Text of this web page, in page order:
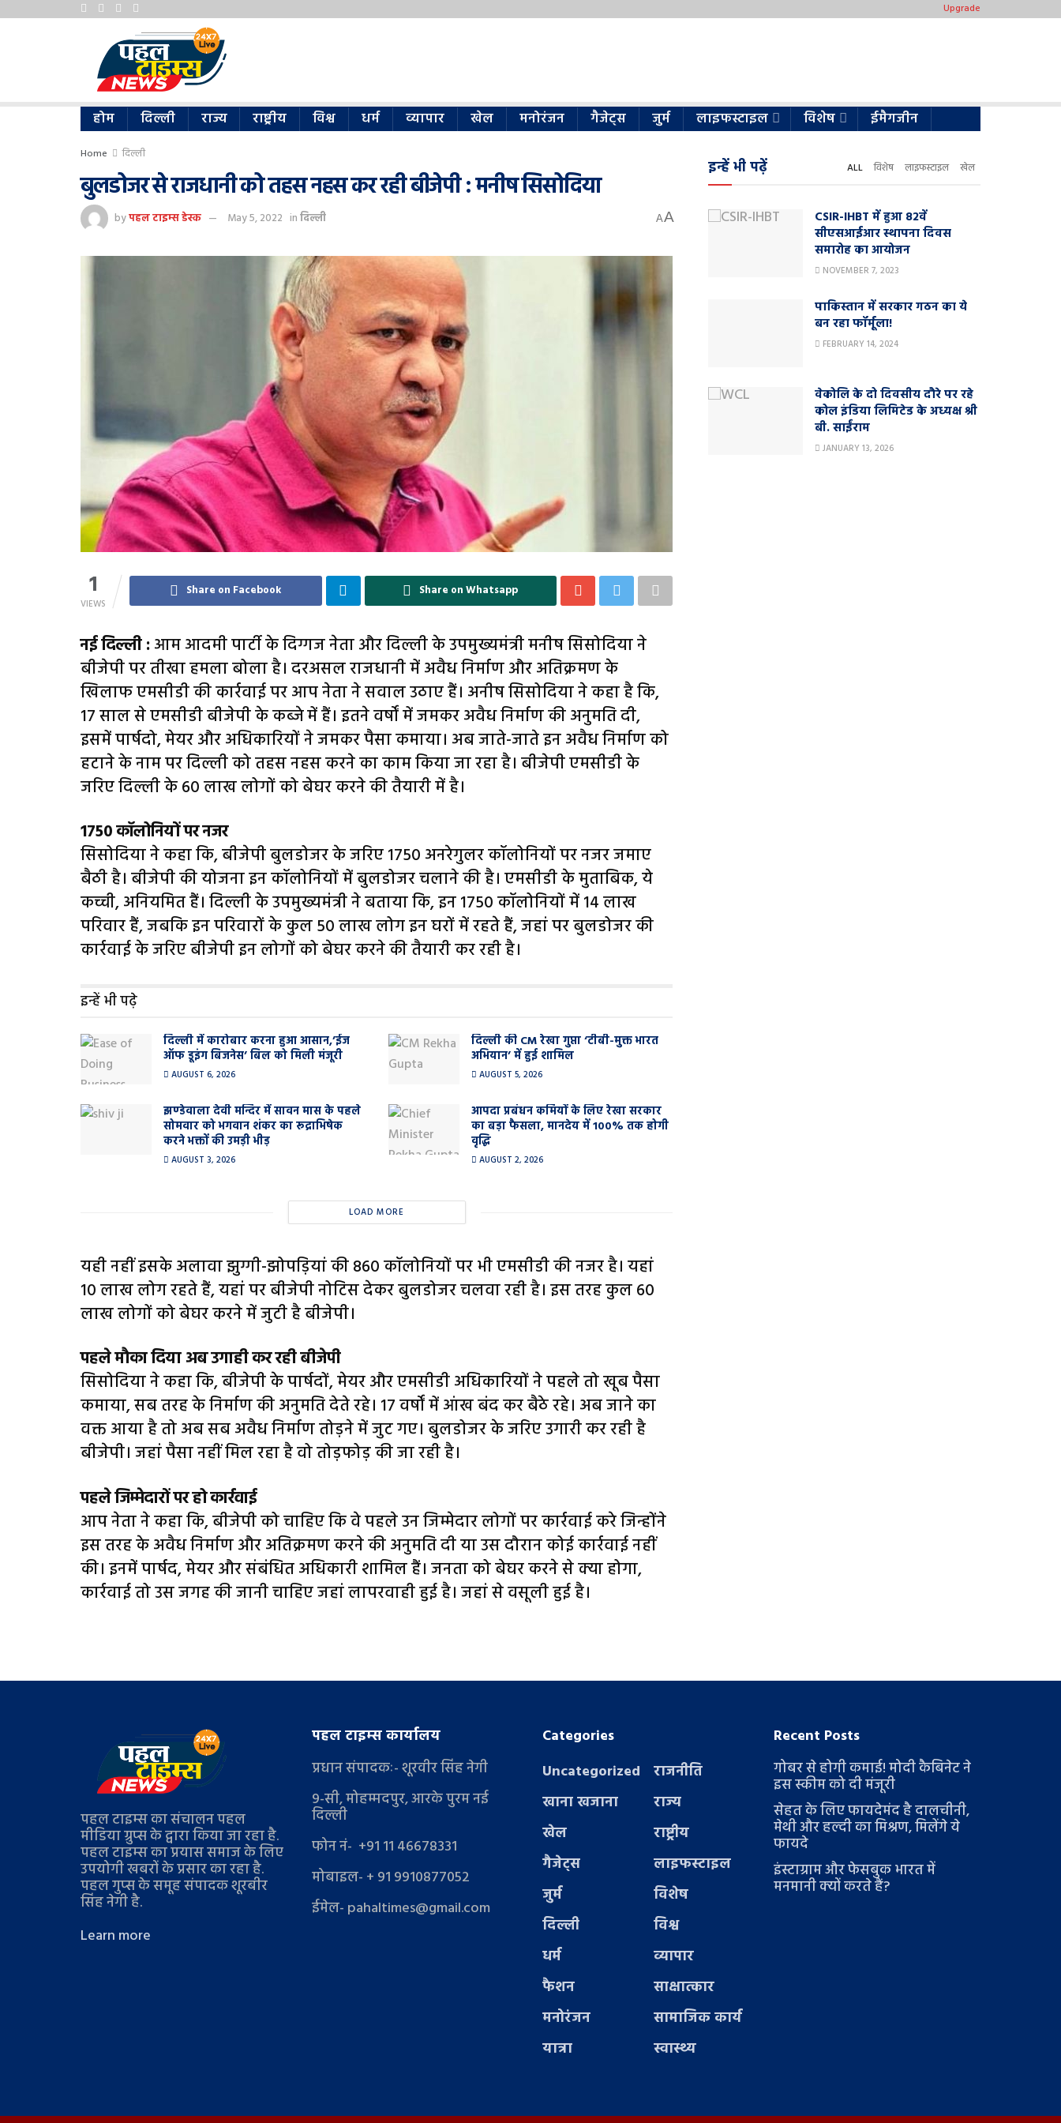
Upgrade
होम दिल्ली राज्य राष्ट्रीय विश्व धर्म व्यापार खेल मनोरंजन गैजेट्स जुर्म लाइफस्टाइल विशेष ईमैगजीन
Home दिल्ली
बुलडोजर से राजधानी को तहस नहस कर रही बीजेपी : मनीष सिसोदिया
byपहल टाइम्स डेस्क May 5, 2022 inदिल्ली AA
1
VIEWS
Share on Facebook Share on Whatsapp
नई दिल्ली :आम आदमी पार्टी के दिग्गज नेता और दिल्ली के उपमुख्यमंत्री मनीष सिसोदिया ने
बीजेपी पर तीखा हमला बोला है। दरअसल राजधानी में अवैध निर्माण और अतिक्रमण के
खिलाफ एमसीडी की कार्रवाई पर आप नेता ने सवाल उठाए हैं। अनीष सिसोदिया ने कहा है कि,
17 साल से एमसीडी बीजेपी के कब्जे में हैं। इतने वर्षों में जमकर अवैध निर्माण की अनुमति दी,
इसमें पार्षदो, मेयर और अधिकारियों ने जमकर पैसा कमाया। अब जाते-जाते इन अवैध निर्माण को
हटाने के नाम पर दिल्ली को तहस नहस करने का काम किया जा रहा है। बीजेपी एमसीडी के
जरिए दिल्ली के 60 लाख लोगों को बेघर करने की तैयारी में है।
1750 कॉलोनियों पर नजर
सिसोदिया ने कहा कि, बीजेपी बुलडोजर के जरिए 1750 अनरेगुलर कॉलोनियों पर नजर जमाए
बैठी है। बीजेपी की योजना इन कॉलोनियों में बुलडोजर चलाने की है। एमसीडी के मुताबिक, ये
कच्ची, अनियमित हैं। दिल्ली के उपमुख्यमंत्री ने बताया कि, इन 1750 कॉलोनियों में 14 लाख
परिवार हैं, जबकि इन परिवारों के कुल 50 लाख लोग इन घरों में रहते हैं, जहां पर बुलडोजर की
कार्रवाई के जरिए बीजेपी इन लोगों को बेघर करने की तैयारी कर रही है।
इन्हें भी पढ़े
दिल्ली में कारोबार करना हुआ आसान,’ईज
ऑफ डूइंग बिजनेस’ बिल को मिली मंजूरी
AUGUST 6, 2026
दिल्ली की CM रेखा गुप्ता ‘टीबी-मुक्त भारत
अभियान’ में हुई शामिल
AUGUST 5, 2026
झण्डेवाला देवी मन्दिर में सावन मास के पहले
सोमवार को भगवान शंकर का रूद्राभिषेक
करने भक्तों की उमड़ी भीड़
AUGUST 3, 2026
आपदा प्रबंधन कर्मियों के लिए रेखा सरकार
का बड़ा फैसला, मानदेय में 100% तक होगी
वृद्धि
AUGUST 2, 2026
LOAD MORE
यही नहीं इसके अलावा झुग्गी-झोपड़ियां की 860 कॉलोनियों पर भी एमसीडी की नजर है। यहां
10 लाख लोग रहते हैं, यहां पर बीजेपी नोटिस देकर बुलडोजर चलवा रही है। इस तरह कुल 60
लाख लोगों को बेघर करने में जुटी है बीजेपी।
पहले मौका दिया अब उगाही कर रही बीजेपी
सिसोदिया ने कहा कि, बीजेपी के पार्षदों, मेयर और एमसीडी अधिकारियों ने पहले तो खूब पैसा
कमाया, सब तरह के निर्माण की अनुमति देते रहे। 17 वर्षों में आंख बंद कर बैठे रहे। अब जाने का
वक्त आया है तो अब सब अवैध निर्माण तोड़ने में जुट गए। बुलडोजर के जरिए उगारी कर रही है
बीजेपी। जहां पैसा नहीं मिल रहा है वो तोड़फोड़ की जा रही है।
पहले जिम्मेदारों पर हो कार्रवाई
आप नेता ने कहा कि, बीजेपी को चाहिए कि वे पहले उन जिम्मेदार लोगों पर कार्रवाई करे जिन्होंने
इस तरह के अवैध निर्माण और अतिक्रमण करने की अनुमति दी या उस दौरान कोई कार्रवाई नहीं
की। इनमें पार्षद, मेयर और संबंधित अधिकारी शामिल हैं। जनता को बेघर करने से क्या होगा,
कार्रवाई तो उस जगह की जानी चाहिए जहां लापरवाही हुई है। जहां से वसूली हुई है।
इन्हें भी पढ़ें ALL विशेष लाइफस्टाइल खेल
CSIR-IHBT में हुआ 82वें
सीएसआईआर स्थापना दिवस
समारोह का आयोजन
NOVEMBER 7, 2023
पाकिस्तान में सरकार गठन का ये
बन रहा फॉर्मूला!
FEBRUARY 14, 2024
वेकोलि के दो दिवसीय दौरे पर रहे
कोल इंडिया लिमिटेड के अध्यक्ष श्री
बी. साईंराम
JANUARY 13, 2026
पहल टाइम्स का संचालन पहल
मीडिया ग्रुप्स के द्वारा किया जा रहा है.
पहल टाइम्स का प्रयास समाज के लिए
उपयोगी खबरों के प्रसार का रहा है.
पहल गुप्स के समूह संपादक शूरबीर
सिंह नेगी है.
Learn more
पहल टाइम्स कार्यालय
प्रधान संपादकः- शूरवीर सिंह नेगी
9-सी, मोहम्मदपुर, आरके पुरम नई
दिल्ली
फोन नं- +91 11 46678331
मोबाइल- + 91 9910877052
ईमेल- pahaltimes@gmail.com
Categories
Uncategorized
खाना खजाना
खेल
गैजेट्स
जुर्म
दिल्ली
धर्म
फैशन
मनोरंजन
यात्रा
राजनीति
राज्य
राष्ट्रीय
लाइफस्टाइल
विशेष
विश्व
व्यापार
साक्षात्कार
सामाजिक कार्य
स्वास्थ्य
Recent Posts
गोबर से होगी कमाई! मोदी कैबिनेट ने
इस स्कीम को दी मंजूरी
सेहत के लिए फायदेमंद है दालचीनी,
मेथी और हल्दी का मिश्रण, मिलेंगे ये
फायदे
इंस्टाग्राम और फेसबुक भारत में
मनमानी क्यों करते हैं?